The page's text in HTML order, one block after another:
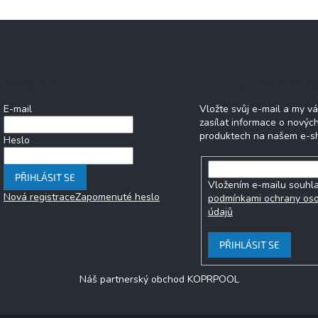
E-mail
Heslo
PŘIHLÁSIT SE
Nová registraceZapomenuté heslo
Vložte svůj e-mail a my
zasílat informace o
produktech na našem e-
Vložením e-mailu
podmínkami ochrany
údajů
PŘIHLÁSIT SE
Náš partnerský obchod KOPRPOOL